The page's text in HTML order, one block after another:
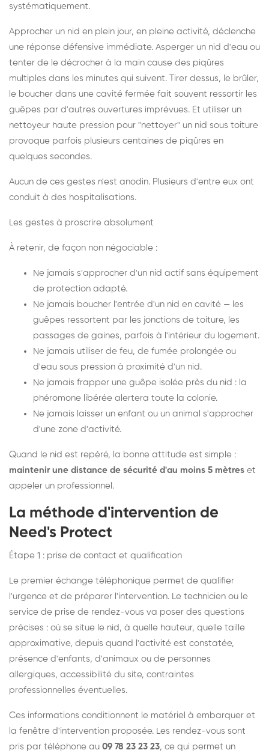
systématiquement.
Approcher un nid en plein jour, en pleine activité, déclenche
une réponse défensive immédiate. Asperger un nid d'eau ou
tenter de le décrocher à la main cause des piqûres
multiples dans les minutes qui suivent. Tirer dessus, le brûler,
le boucher dans une cavité fermée fait souvent ressortir les
guêpes par d'autres ouvertures imprévues. Et utiliser un
nettoyeur haute pression pour "nettoyer" un nid sous toiture
provoque parfois plusieurs centaines de piqûres en
quelques secondes.
Aucun de ces gestes n'est anodin. Plusieurs d'entre eux ont
conduit à des hospitalisations.
Les gestes à proscrire absolument
À retenir, de façon non négociable :
Ne jamais s'approcher d'un nid actif sans équipement
de protection adapté.
Ne jamais boucher l'entrée d'un nid en cavité — les
guêpes ressortent par les jonctions de toiture, les
passages de gaines, parfois à l'intérieur du logement.
Ne jamais utiliser de feu, de fumée prolongée ou
d'eau sous pression à proximité d'un nid.
Ne jamais frapper une guêpe isolée près du nid : la
phéromone libérée alertera toute la colonie.
Ne jamais laisser un enfant ou un animal s'approcher
d'une zone d'activité.
Quand le nid est repéré, la bonne attitude est simple :
maintenir une distance de sécurité d'au moins 5 mètres et
appeler un professionnel.
La méthode d'intervention de
Need's Protect
Étape 1 : prise de contact et qualification
Le premier échange téléphonique permet de qualifier
l'urgence et de préparer l'intervention. Le technicien ou le
service de prise de rendez-vous va poser des questions
précises : où se situe le nid, à quelle hauteur, quelle taille
approximative, depuis quand l'activité est constatée,
présence d'enfants, d'animaux ou de personnes
allergiques, accessibilité du site, contraintes
professionnelles éventuelles.
Ces informations conditionnent le matériel à embarquer et
la fenêtre d'intervention proposée. Les rendez-vous sont
pris par téléphone au 09 78 23 23 23, ce qui permet un